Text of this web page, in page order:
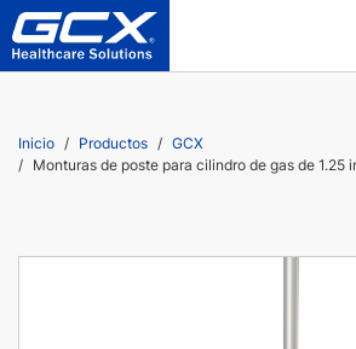
Inicio Productos
GCX
Monturas de poste para cilindro de gas de 1.25